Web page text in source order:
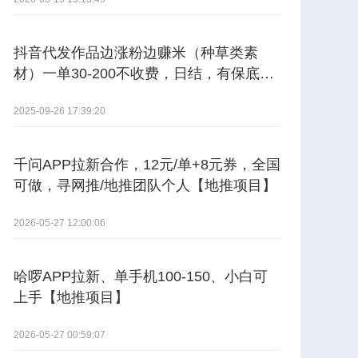
抖音代发作品边涨粉边赚米（种草类素
材）一单30-200不收费，日结，有保底。
2025-09-26 17:39:20
千问APP拉新合作，12元/单+8元券，全国
可做，寻网推/地推团队个人【地推项目】
2026-05-27 12:00:06
哈啰APP拉新、单手机100-150、小白可
上手【地推项目】
2026-05-27 00:59:07